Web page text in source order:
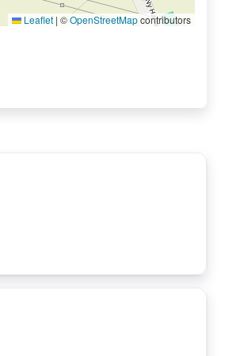
Leaflet | ©OpenStreetMapcontributors